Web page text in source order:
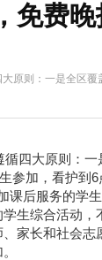
免费
原则：一是全区
四大原则：
参加，看护到
课后服务的学
生综合活动，
家长和社会志